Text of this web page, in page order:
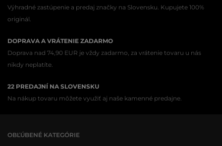
Výhradné zastúpenie a predaj značky na Slovensku. Kupujete 100%
originál.
DOPRAVA A VRÁTENIE ZADARMO
Doprava nad 74,90 EUR je vždy zadarmo, za vrátenie tovaru u nás
nikdy neplatíte.
22 PREDAJNÍ NA SLOVENSKU
Na nákup tovaru môžete využiť aj naše kamenné predajne.
OBĽÚBENÉ KATEGÓRIE